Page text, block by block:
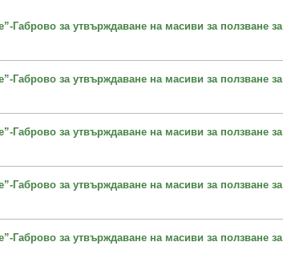
Габрово за утвърждаване на масиви за ползване за
Габрово за утвърждаване на масиви за ползване за
Габрово за утвърждаване на масиви за ползване за
Габрово за утвърждаване на масиви за ползване за
Габрово за утвърждаване на масиви за ползване за